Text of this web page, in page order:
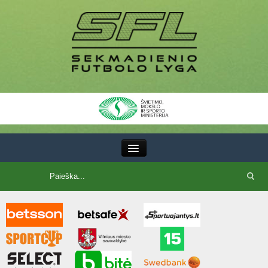
SFL taurė
7x7 CUP